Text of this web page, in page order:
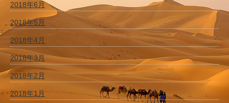
2018年6月
2018年5月
2018年4月
2018年3月
2018年2月
2018年1月